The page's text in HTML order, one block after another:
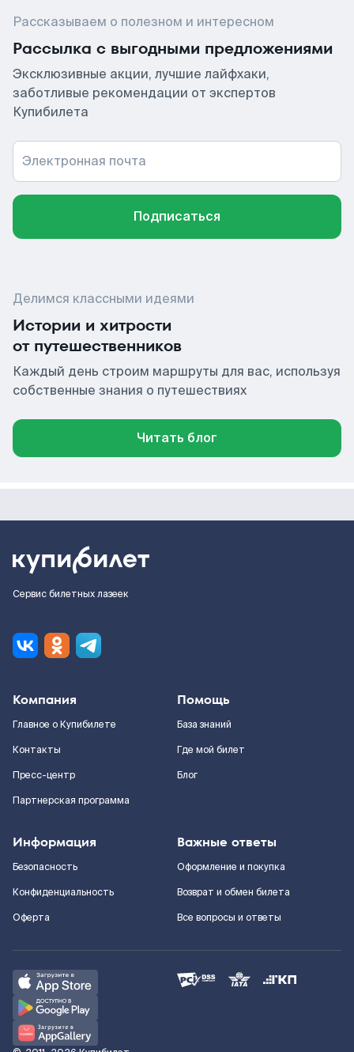
Рассказываем о полезном и интересном
Рассылка с выгодными предложениями
Эксклюзивные акции, лучшие лайфхаки,
заботливые рекомендации от экспертов
Купибилета
Электронная почта
Подписаться
Делимся классными идеями
Истории и хитрости
от путешественников
Каждый день строим маршруты для вас, используя
собственные знания о путешествиях
Читать блог
Сервис билетных лазеек
Компания
Главное о Купибилете
Контакты
Пресс-центр
Партнерская программа
Помощь
База знаний
Где мой билет
Блог
Информация
Безопасность
Конфиденциальность
Оферта
Важные ответы
Оформление и покупка
Возврат и обмен билета
Все вопросы и ответы